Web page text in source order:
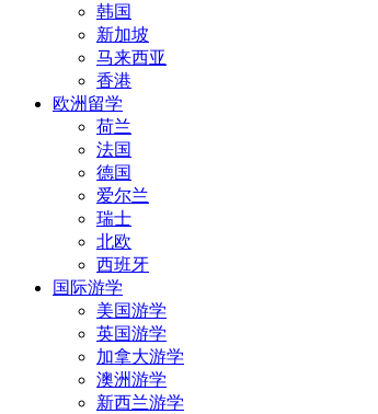
韩国
新加坡
马来西亚
香港
欧洲留学
荷兰
法国
德国
爱尔兰
瑞士
北欧
西班牙
国际游学
美国游学
英国游学
加拿大游学
澳洲游学
新西兰游学